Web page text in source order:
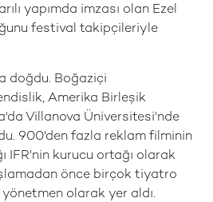
yapımda imzası olan Ezel
festival takipçileriyle
doğdu. Boğaziçi
Amerika Birleşik
Villanova Üniversitesi'nde
900'den fazla reklam filminin
IFR'nin kurucu ortağı olarak
önce birçok tiyatro
yönetmen olarak yer aldı.